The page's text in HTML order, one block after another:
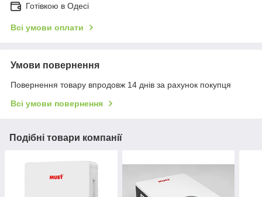
Готівкою в Одесі
Всі умови оплати
Умови повернення
Повернення товару впродовж 14 днів за рахунок покупця
Всі умови повернення
Подібні товари компанії